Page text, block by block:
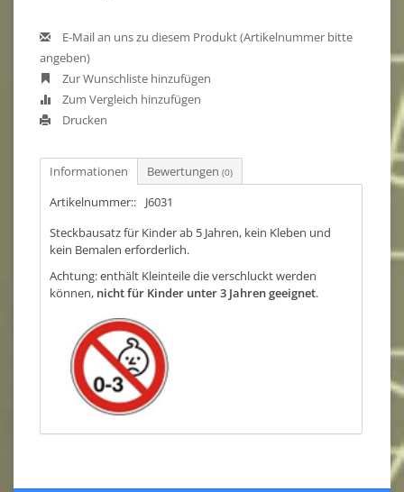
E-Mail an uns zu diesem Produkt (Artikelnummer bitte
angeben)
Zur Wunschliste hinzufügen
Zum Vergleich hinzufügen
Drucken
Informationen Bewertungen (0)
Artikelnummer::
J6031
Steckbausatz für Kinder ab 5 Jahren, kein Kleben und
kein Bemalen erforderlich.
Achtung: enthält Kleinteile die verschluckt werden
können, nicht für Kinder unter 3 Jahren geeignet.